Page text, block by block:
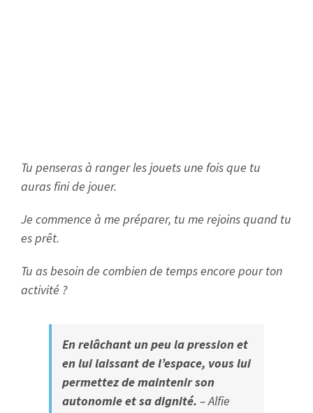
Tu penseras à ranger les jouets une fois que tu
auras fini de jouer.
Je commence à me préparer, tu me rejoins quand tu
es prêt.
Tu as besoin de combien de temps encore pour ton
activité ?
En relâchant un peu la pression et
en lui laissant de l’espace, vous lui
permettez de maintenir son
autonomie et sa dignité. – Alfie